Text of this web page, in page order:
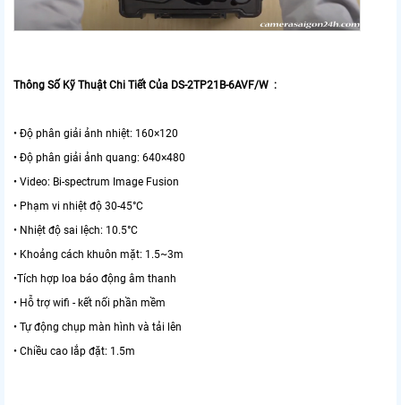
Thông Số Kỹ Thuật Chi Tiết Của DS-2TP21B-6AVF/W :
• Độ phân giải ảnh nhiệt: 160×120
• Độ phân giải ảnh quang: 640×480
• Video: Bi-spectrum Image Fusion
• Phạm vi nhiệt độ 30-45°C
• Nhiệt độ sai lệch: 10.5°C
• Khoảng cách khuôn mặt: 1.5~3m
•Tích hợp loa báo động âm thanh
• Hỗ trợ wifi - kết nối phần mềm
• Tự động chụp màn hình và tải lên
• Chiều cao lắp đặt: 1.5m